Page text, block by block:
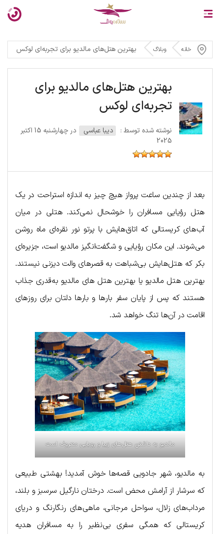
خانه وبلاگ بهترین هتل‌های مالدیو برای تجربه‌ای لوکس
بهترین هتل‌های مالدیو برای
تجربه‌ای لوکس
نوشته شده توسط : دیبا عباسی
در چهارشنبه 15 اکتبر
2025
بعد از چندین ساعت پرواز هیچ چیز به اندازه استراحت در یک
هتل رؤیایی مسافران را خوشحال نمی‌کند. هتلی در میان
آب‌های کریستالی که اتاق‌هایش با پرتو نور نقره‌ای ماه روشن
می‌شوند. این مکان رؤیایی و شگفت‌انگیز مالدیو است، جزیره‌ای
بکر که هتل‌هایش بی‌شباهت به قصرهای والت دیزنی نیستند.
بهترین هتل مالدیو یا بهترین هتل های مالدیو به‌قدری جذاب
هستند که پس از پایان سفر بارها و بارها دلتان برای روزهای
اقامت در آن‌ها تنگ خواهد شد.
مالدیو به داشتن هتل‌های زیبا و رویایی معروف است
به مالدیو، شهر جادویی قصه‌ها خوش آمدید! بهشتی طبیعی
که سرشار از آرامش محض است. درختان نارگیل سرسبز و بلند،
مرداب‌های زلال، سواحل مرجانی، ماهی‌های رنگارنگ و دریای
کریستالی که همگی سفری بی‌نظیر را به مسافران هدیه